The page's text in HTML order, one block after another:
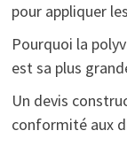
pour appliquer
Pourquoi la
est sa plus
Un devis
conformité aux